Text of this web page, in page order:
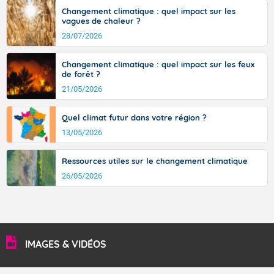
36 à 39 degrés en basse vallée du Rhône, dans
l'intérieur de la Provence.
Fermer
Changement climatique : quel impact sur les
vagues de chaleur ?
28/07/2026
Changement climatique : quel impact sur les feux
de forêt ?
21/05/2026
Quel climat futur dans votre région ?
13/05/2026
Ressources utiles sur le changement climatique
26/05/2026
IMAGES & VIDÉOS